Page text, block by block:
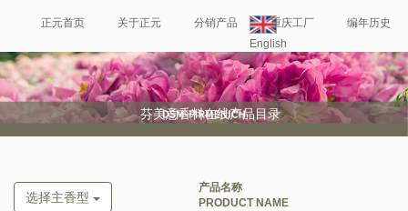
正元首页 关于正元 分销产品 重庆工厂 编年历史
正元往期 联系我们
English
芬美意香料在线产品目录
选择主香型
产品名称
PRODUCT NAME